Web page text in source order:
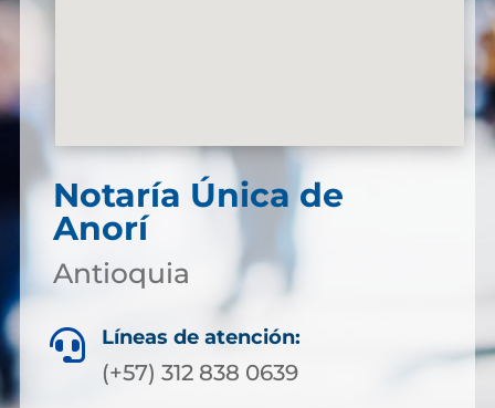
Notaría Única de
Anorí
Antioquia
 Líneas de atención:
(+57) 312 838 0639